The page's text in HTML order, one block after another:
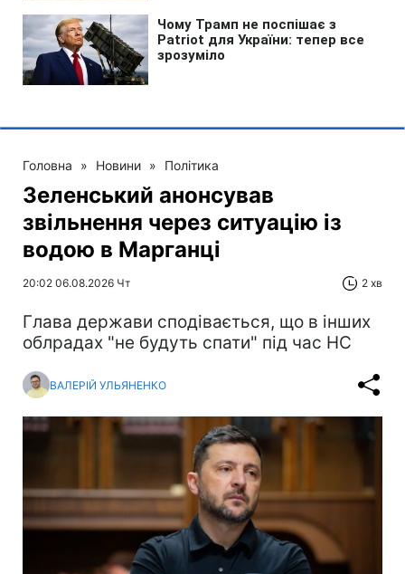
Головна » Новини » Політика
Зеленський анонсував
звільнення через ситуацію із
водою в Марганці
20:02 06.08.2026 Чт 2 хв
Глава держави сподівається, що в інших
облрадах "не будуть спати" під час НС
ВАЛЕРІЙ УЛЬЯНЕНКО